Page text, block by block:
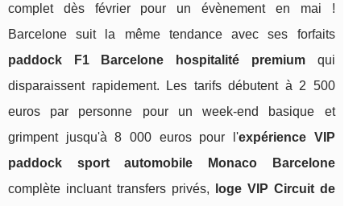
complet dès février pour un évènement en mai !
Barcelone suit la même tendance avec ses forfaits
paddock F1 Barcelone hospitalité premiumqui
disparaissent rapidement. Les tarifs débutent à 2 500
euros par personne pour un week-end basique et
grimpent jusqu'à 8 000 euros pour l'expérience VIP
paddock sport automobile Monaco Barcelone
complète incluant transfers privés,
loge VIP Circuit de